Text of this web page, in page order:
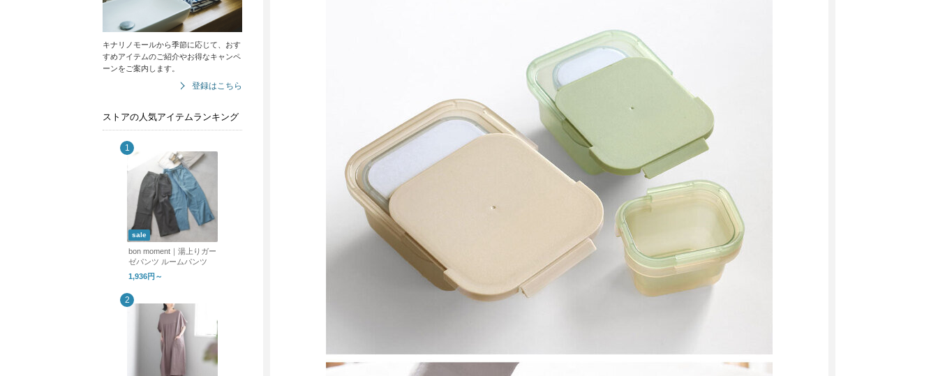
キナリノモールから季節に応じて、おす
すめアイテムのご紹介やお得なキャンペ
ーンをご案内します。
登録はこちら
ストアの人気アイテムランキング
sale
bon moment｜湯上りガー
ゼパンツ ルームパンツ
1,936円～